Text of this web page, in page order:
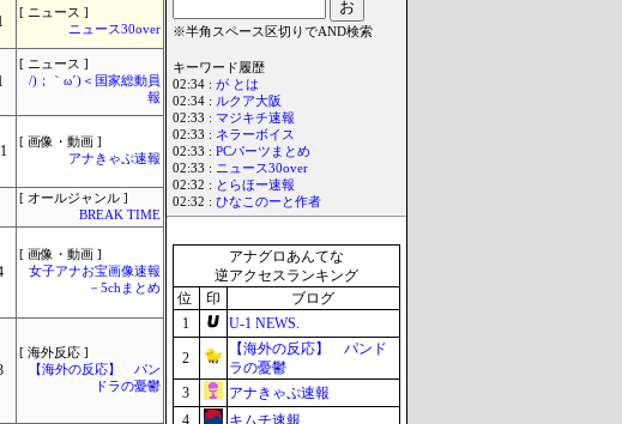
[ ニュース ]
ニュース30over
[ ニュース ]
/)；｀ω´)＜国家総動員
報
[ 画像・動画 ]
アナきゃぷ速報
[ オールジャンル ]
BREAK TIME
[ 画像・動画 ]
女子アナお宝画像速報
－5chまとめ
[ 海外反応 ]
【海外の反応】 パン
ドラの憂鬱
※半角スペース区切りでAND検索
キーワード履歴
02:34 : が とは
02:34 : ルクア大阪
02:33 : マジキチ速報
02:33 : ネラーボイス
02:33 : PCパーツまとめ
02:33 : ニュース30over
02:32 : とらほー速報
02:32 : ひなこのーと作者
アナグロあんてな
逆アクセスランキング
位
印
ブログ
1
U-1 NEWS.
2
【海外の反応】 パンド
ラの憂鬱
3
アナきゃぷ速報
4
キムチ速報